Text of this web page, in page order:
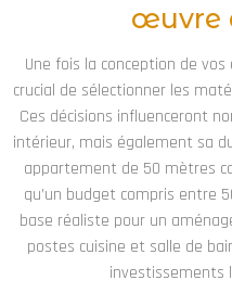
œuvre
Une fois la conception de
crucial de sélectionner les
Ces décisions influenceront
intérieur, mais également sa
appartement de 50 mètres
qu’un budget compris entre
base réaliste pour un
postes cuisine et salle de
investissements